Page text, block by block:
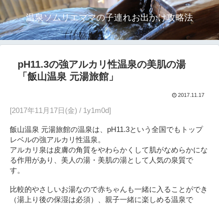
温泉ソムリエママの子連れお出かけ攻略法
pH11.3の強アルカリ性温泉の美肌の湯
「飯山温泉 元湯旅館」
2017.11.17
[2017年11月17日(金) / 1y1m0d]
飯山温泉 元湯旅館の温泉は、pH11.3という全国でもトップ
レベルの強アルカリ性温泉。
アルカリ泉は皮膚の角質をやわらかくして肌がなめらかにな
る作用があり、美人の湯・美肌の湯として人気の泉質で
す。
比較的やさしいお湯なので赤ちゃんも一緒に入ることができ
（湯上り後の保湿は必須）、親子一緒に楽しめる温泉で